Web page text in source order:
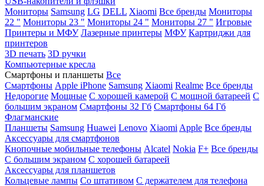
Мониторы Samsung LG DELL Xiaomi Все бренды Мониторы
22 " Мониторы 23 " Мониторы 24 " Мониторы 27 " Игровые
Принтеры и МФУ Лазерные принтеры МФУ Картриджи для
принтеров
3D печать 3D ручки
Компьютерные кресла
Смартфоны и планшеты Все
Смартфоны Apple iPhone Samsung Xiaomi Realme Все бренды
Недорогие Мощные С хорошей камерой С мощной батареей С
большим экраном Смартфоны 32 Гб Смартфоны 64 Гб
Флагманские
Планшеты Samsung Huawei Lenovo Xiaomi Apple Все бренды
Аксессуары для смартфонов
Кнопочные мобильные телефоны Alcatel Nokia F+ Все бренды
С большим экраном С хорошей батареей
Аксессуары для планшетов
Кольцевые лампы Со штативом C держателем для телефона